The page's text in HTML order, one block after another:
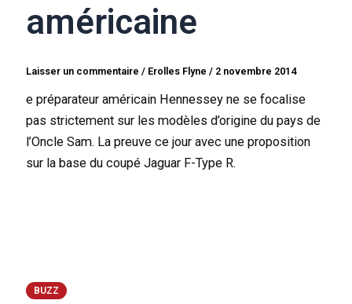
américaine
Laisser un commentaire / Erolles Flyne/ 2 novembre 2014
e préparateur américain Hennessey ne se focalise
pas strictement sur les modèles d’origine du pays de
l’Oncle Sam. La preuve ce jour avec une proposition
sur la base du coupé Jaguar F-Type R.
BUZZ